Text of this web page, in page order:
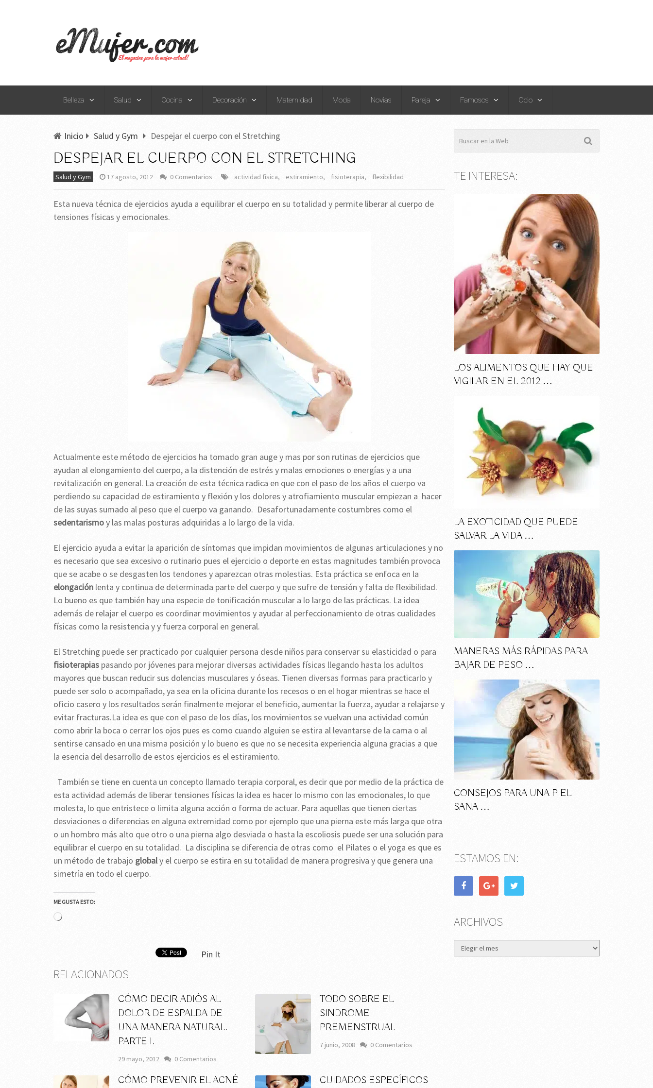
Belleza Salud Cocina Decoración Maternidad Moda Novias Pareja Famosos Ocio
Inicio Salud y Gym Despejar el cuerpo con el Stretching
DESPEJAR EL CUERPO CON EL STRETCHING
Salud y Gym 17 agosto, 2012 0 Comentarios actividad física, estiramiento, fisioterapia, flexibilidad
Esta nueva técnica de ejercicios ayuda a equilibrar el cuerpo en su totalidad y permite liberar al cuerpo de
tensiones físicas y emocionales.
Actualmente este método de ejercicios ha tomado gran auge y mas por son rutinas de ejercicios que
ayudan al elongamiento del cuerpo, a la distención de estrés y malas emociones o energías y a una
revitalización en general. La creación de esta técnica radica en que con el paso de los años el cuerpo va
perdiendo su capacidad de estiramiento y flexión y los dolores y atrofiamiento muscular empiezan a hacer
de las suyas sumado al peso que el cuerpo va ganando. Desafortunadamente costumbres como el
sedentarismoy las malas posturas adquiridas a lo largo de la vida.
El ejercicio ayuda a evitar la aparición de síntomas que impidan movimientos de algunas articulaciones y no
es necesario que sea excesivo o rutinario pues el ejercicio o deporte en estas magnitudes también provoca
que se acabe o se desgasten los tendones y aparezcan otras molestias. Esta práctica se enfoca en la
elongación lenta y continua de determinada parte del cuerpo y que sufre de tensión y falta de flexibilidad.
Lo bueno es que también hay una especie de tonificación muscular a lo largo de las prácticas. La idea
además de relajar el cuerpo es coordinar movimientos y ayudar al perfeccionamiento de otras cualidades
físicas como la resistencia y y fuerza corporal en general.
El Stretching puede ser practicado por cualquier persona desde niños para conservar su elasticidad o para
fisioterapias pasando por jóvenes para mejorar diversas actividades físicas llegando hasta los adultos
mayores que buscan reducir sus dolencias musculares y óseas. Tienen diversas formas para practicarlo y
puede ser solo o acompañado, ya sea en la oficina durante los recesos o en el hogar mientras se hace el
oficio casero y los resultados serán finalmente mejorar el beneficio, aumentar la fuerza, ayudar a relajarse y
evitar fracturas.La idea es que con el paso de los días, los movimientos se vuelvan una actividad común
como abrir la boca o cerrar los ojos pues es como cuando alguien se estira al levantarse de la cama o al
sentirse cansado en una misma posición y lo bueno es que no se necesita experiencia alguna gracias a que
la esencia del desarrollo de estos ejercicios es el estiramiento.
También se tiene en cuenta un concepto llamado terapia corporal, es decir que por medio de la práctica de
esta actividad además de liberar tensiones físicas la idea es hacer lo mismo con las emocionales, lo que
molesta, lo que entristece o limita alguna acción o forma de actuar. Para aquellas que tienen ciertas
desviaciones o diferencias en alguna extremidad como por ejemplo que una pierna este más larga que otra
o un hombro más alto que otro o una pierna algo desviada o hasta la escoliosis puede ser una solución para
equilibrar el cuerpo en su totalidad. La disciplina se diferencia de otras como el Pilates o el yoga es que es
un método de trabajo globaly el cuerpo se estira en su totalidad de manera progresiva y que genera una
simetría en todo el cuerpo.
ME GUSTA ESTO:
Cargando...
Pin It
RELACIONADOS
CÓMO DECIR ADIÓS AL
DOLOR DE ESPALDA DE
UNA MANERA NATURAL.
PARTE I.
29 mayo, 2012 0 Comentarios
TODO SOBRE EL
SINDROME
PREMENSTRUAL
7 junio, 2008 0 Comentarios
CÓMO PREVENIR EL ACNÉ CUIDADOS ESPECÍFICOS
TE INTERESA:
LOS ALIMENTOS QUE HAY QUE
VIGILAR EN EL 2012 …
LA EXOTICIDAD QUE PUEDE
SALVAR LA VIDA …
MANERAS MÁS RÁPIDAS PARA
BAJAR DE PESO …
CONSEJOS PARA UNA PIEL
SANA …
ESTAMOS EN:
ARCHIVOS
Archivos